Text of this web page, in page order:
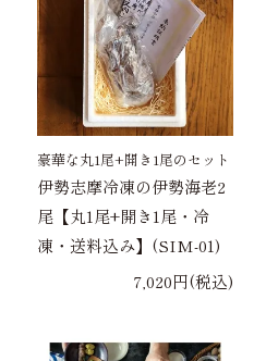
豪華な丸1尾+開き1尾のセット
伊勢志摩冷凍の伊勢海老2
尾【丸1尾+開き1尾・冷
凍・送料込み】(SIM-01)
7,020円(税込)